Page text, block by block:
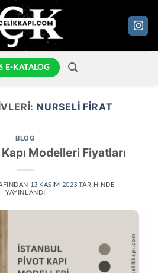
E-KATALOG
NURSELI FIRAT
BLOG
Modelleri Fiyatları
13 KASIM 2023 TARIHINDE
YAYINLANDI